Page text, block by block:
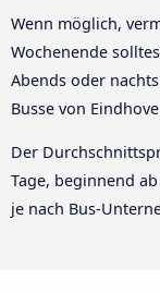
Wenn möglich,
Wochenende
Abends oder
Busse von
Der
Tage, beginnend ab
je nach Bus-